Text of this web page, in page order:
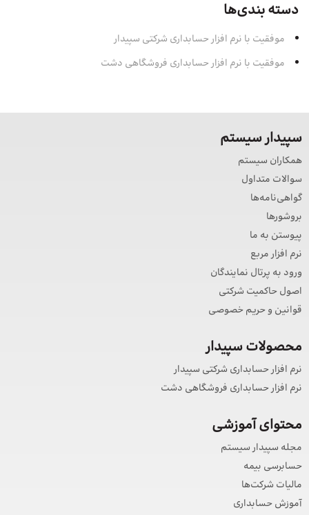
دسته بندی‌ها
موفقیت با نرم افزار حسابداری شرکتی سپیدار
موفقیت با نرم افزار حسابداری فروشگاهی دشت
سپیدار سیستم
همکاران سیستم
سوالات متداول
گواهی‌نامه‌ها
بروشورها
پیوستن به ما
نرم افزار مربع
ورود به پرتال نمایندگان
اصول حاکمیت شرکتی
قوانین و حریم خصوصی
محصولات سپیدار
نرم افزار حسابداری شرکتی سپیدار
نرم افزار حسابداری فروشگاهی دشت
محتوای آموزشی
مجله سپیدار سیستم
حسابرسی بیمه
مالیات شرکت‌ها
آموزش حسابداری